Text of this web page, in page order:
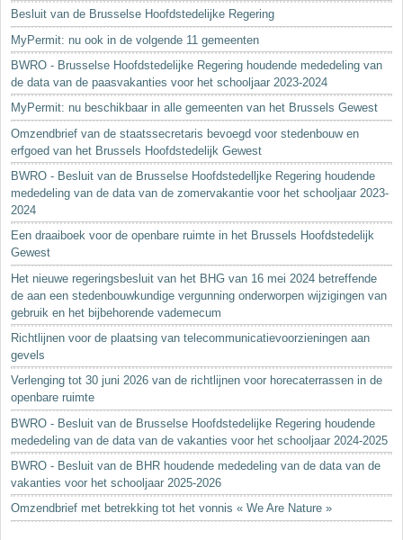
Besluit van de Brusselse Hoofdstedelijke Regering
MyPermit: nu ook in de volgende 11 gemeenten
BWRO - Brusselse Hoofdstedelijke Regering houdende mededeling van
de data van de paasvakanties voor het schooljaar 2023-2024
MyPermit: nu beschikbaar in alle gemeenten van het Brussels Gewest
Omzendbrief van de staatssecretaris bevoegd voor stedenbouw en
erfgoed van het Brussels Hoofdstedelijk Gewest
BWRO - Besluit van de Brusselse Hoofdstedelljke Regering houdende
mededeling van de data van de zomervakantie voor het schooljaar 2023-
2024
Een draaiboek voor de openbare ruimte in het Brussels Hoofdstedelijk
Gewest
Het nieuwe regeringsbesluit van het BHG van 16 mei 2024 betreffende
de aan een stedenbouwkundige vergunning onderworpen wijzigingen van
gebruik en het bijbehorende vademecum
Richtlijnen voor de plaatsing van telecommunicatievoorzieningen aan
gevels
Verlenging tot 30 juni 2026 van de richtlijnen voor horecaterrassen in de
openbare ruimte
BWRO - Besluit van de Brusselse Hoofdstedelijke Regering houdende
mededeling van de data van de vakanties voor het schooljaar 2024-2025
BWRO - Besluit van de BHR houdende mededeling van de data van de
vakanties voor het schooljaar 2025-2026
Omzendbrief met betrekking tot het vonnis « We Are Nature »